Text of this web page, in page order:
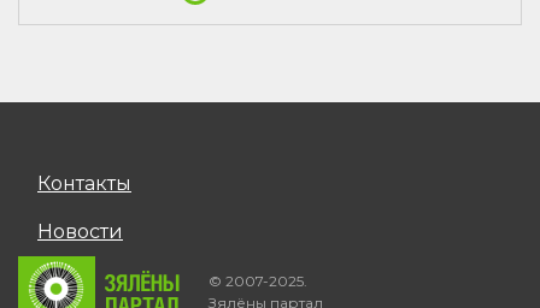
Контакты
Новости
© 2007-2025.
Зялёны партал